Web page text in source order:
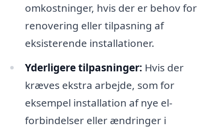
omkostninger, hvis der er behov for
renovering eller tilpasning af
eksisterende installationer.
Yderligere tilpasninger: Hvis der
kræves ekstra arbejde, som for
eksempel installation af nye el-
forbindelser eller ændringer i